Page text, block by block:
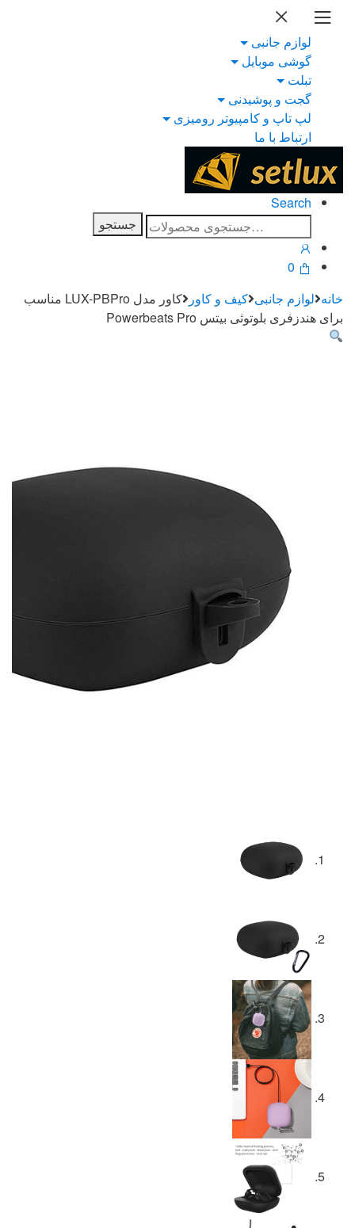
Skip
navigation
Skip
لوازم جانبی
گوشی موبایل
تبلت
گجت و پوشیدنی
لپ تاپ و کامپیوتر رومیزی
ارتباط با ما
Search
جستجو
برای:
جستجو
0
خانه لوازم جانبی کیف و کاور
کاور مدل LUX-PBPro مناسب
برای هندزفری بلوتوثی بیتس Powerbeats Pro